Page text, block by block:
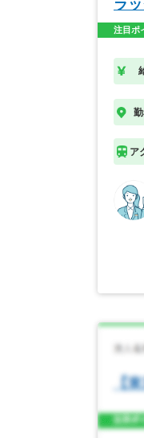
ラ
注目ポ
ア